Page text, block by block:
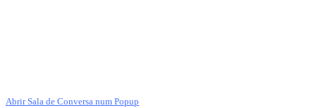
Abrir Sala de Conversa num Popup